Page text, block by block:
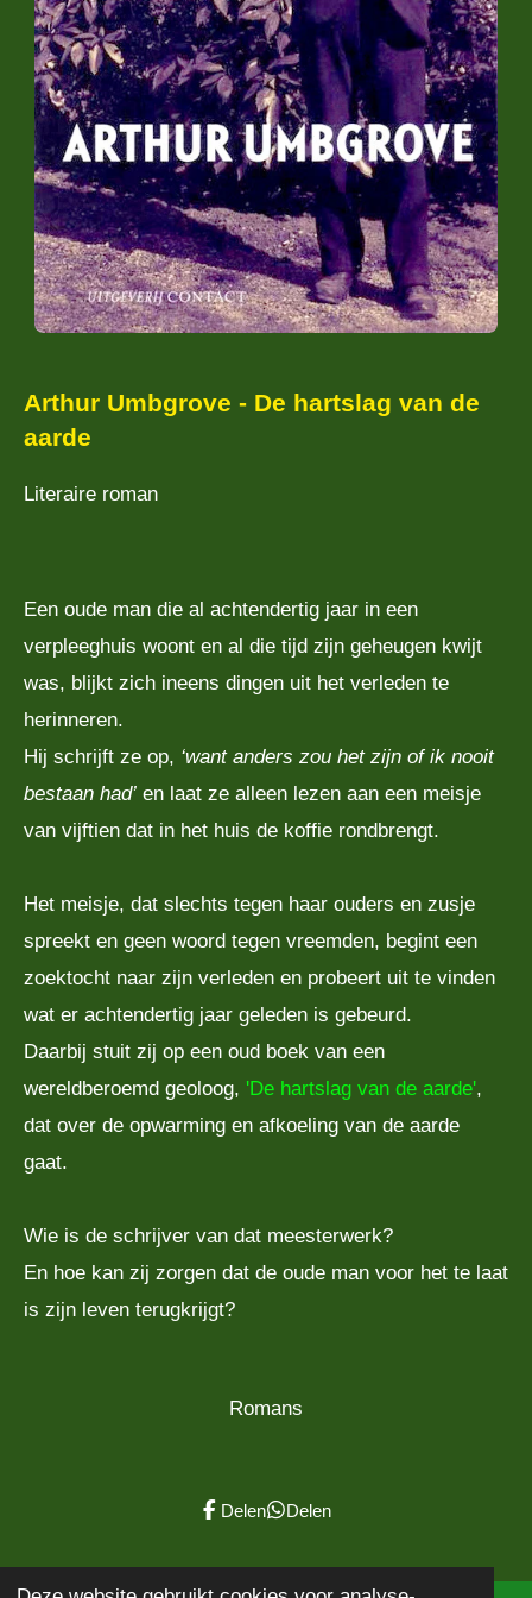
Arthur Umbgrove - De hartslag van de
aarde
Literaire roman
Een oude man die al achtendertig jaar in een
verpleeghuis woont en al die tijd zijn geheugen kwijt
was, blijkt zich ineens dingen uit het verleden te
herinneren.
Hij schrijft ze op, ‘want anders zou het zijn of ik nooit
bestaan had’ en laat ze alleen lezen aan een meisje
van vijftien dat in het huis de koffie rondbrengt.
Het meisje, dat slechts tegen haar ouders en zusje
spreekt en geen woord tegen vreemden, begint een
zoektocht naar zijn verleden en probeert uit te vinden
wat er achtendertig jaar geleden is gebeurd.
Daarbij stuit zij op een oud boek van een
wereldberoemd geoloog, 'De hartslag van de aarde',
dat over de opwarming en afkoeling van de aarde
gaat.
Wie is de schrijver van dat meesterwerk?
En hoe kan zij zorgen dat de oude man voor het te laat
is zijn leven terugkrijgt?
Romans
Delen Delen